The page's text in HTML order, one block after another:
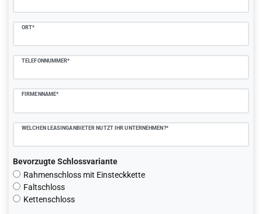
ORT*
TELEFONNUMMER*
FIRMENNAME*
WELCHEN LEASINGANBIETER NUTZT IHR UNTERNEHMEN?*
Bevorzugte Schlossvariante
Rahmenschloss mit Einsteckkette
Faltschloss
Kettenschloss